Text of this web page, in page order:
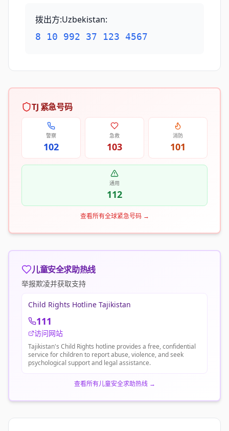
拨出方:Uzbekistan:
8 10 992 37 123 4567
TJ 紧急号码
警察
102
急救
103
消防
101
通用
112
查看所有全球紧急号码→
儿童安全求助热线
举报欺凌并获取支持
Child Rights Hotline Tajikistan
111
访问网站
Tajikistan's Child Rights hotline provides a free, confidential
service for children to report abuse, violence, and seek
psychological support and legal assistance.
查看所有儿童安全求助热线→